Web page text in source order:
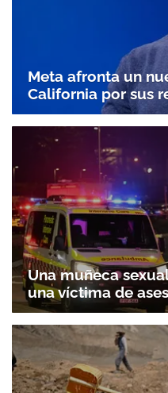
Meta afronta un
California por sus
Una muñeca
una víctima de